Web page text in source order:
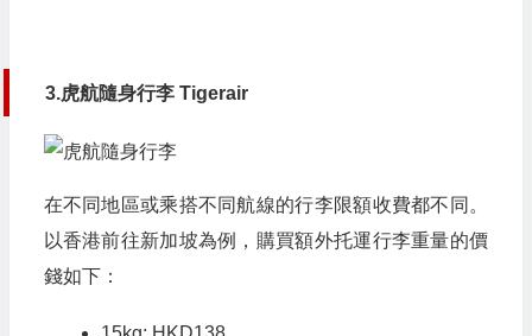
3.虎航隨身行李 Tigerair
在不同地區或乘搭不同航線的行李限額收費都不同。
以香港前往新加坡為例，購買額外托運行李重量的價
錢如下：